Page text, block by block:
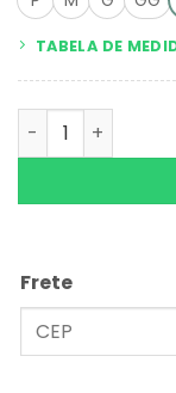
TABELA DE
Sutiã
Frete